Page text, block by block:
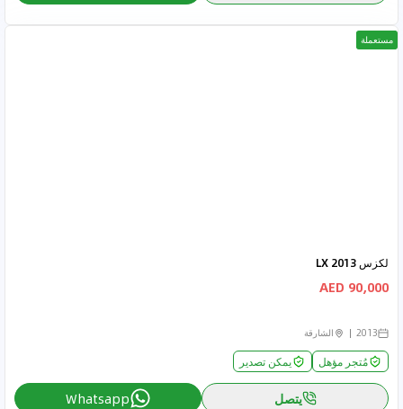
مستعملة
لكزس LX 2013
90,000 AED
2013 الشارقة
مُتجر مؤهل يمكن تصدير
يتصل Whatsapp